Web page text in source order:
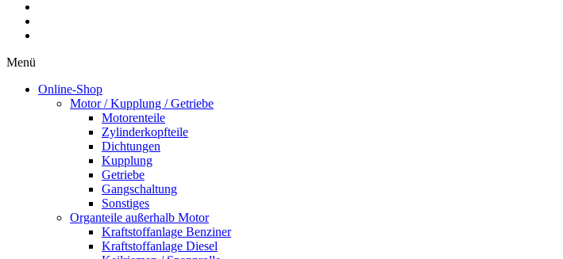
Menü
Online-Shop
Motor / Kupplung / Getriebe
Motorenteile
Zylinderkopfteile
Dichtungen
Kupplung
Getriebe
Gangschaltung
Sonstiges
Organteile außerhalb Motor
Kraftstoffanlage Benziner
Kraftstoffanlage Diesel